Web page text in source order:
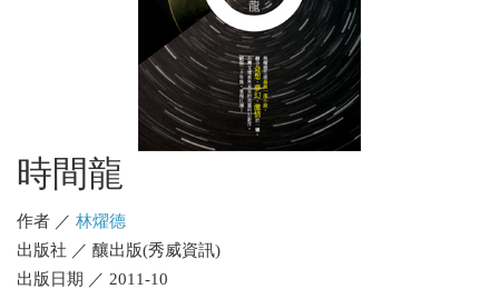
時間龍
作者 ／ 林燿德
出版社 ／ 釀出版(秀威資訊)
出版日期 ／ 2011-10